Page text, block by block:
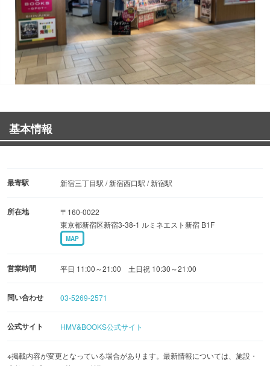
基本情報
最寄駅 新宿三丁目駅 / 新宿西口駅 / 新宿駅
所在地
〒160-0022
東京都新宿区新宿3-38-1 ルミネエスト新宿 B1F
MAP
営業時間 平日 11:00～21:00 土日祝 10:30～21:00
問い合わせ 03-5269-2571
公式サイト HMV&BOOKS公式サイト
※掲載内容が変更となっている場合があります。最新情報については、施設・